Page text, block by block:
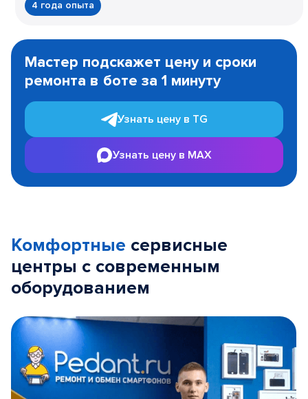
4 года опыта
1
Мастер подскажет цену и сроки
ремонта в боте за 1 минуту
Узнать цену в TG
Узнать цену в MAX
Комфортные сервисные
центры с современным
оборудованием